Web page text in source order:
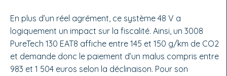
En plus d’un réel agrément, ce sys­tème 48 V a
logiquement un impact sur la fiscalité. Ainsi, un 3008
Pure­Tech 130 EAT8 affiche entre 145 et 150 g/km de CO2
et demande donc le paiement d’un malus compris entre
983 et 1 504 euros selon la déclinai­son. Pour son